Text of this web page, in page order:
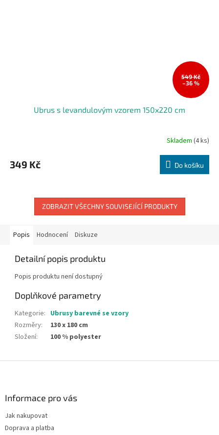
549 Kč
–36 %
Ubrus s levandulovým vzorem 150x220 cm
Skladem (4 ks)
349 Kč Do košíku
ZOBRAZIT VŠECHNY SOUVISEJÍCÍ PRODUKTY
Popis Hodnocení Diskuze
Detailní popis produktu
Popis produktu není dostupný
Doplňkové parametry
Kategorie: Ubrusy barevné se vzory
Rozměry:
130 x 180 cm
Složení: 100 % polyester
Informace pro vás
Jak nakupovat
Doprava a platba